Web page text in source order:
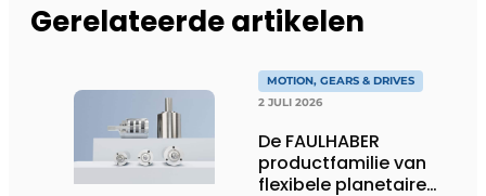
Gerelateerde artikelen
MOTION, GEARS & DRIVES
2 JULI 2026
De FAULHABER
productfamilie van
flexibele planetaire